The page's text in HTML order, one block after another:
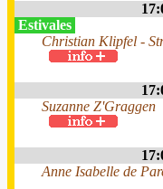
Estivales
Christian Klipfel -
Suzanne Z'Graggen
Anne Isabelle de